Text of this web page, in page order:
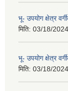
भू- उपयोग क्षेत्र
मिति: 03/18/
भू- उपयोग क्षेत्र
मिति: 03/18/